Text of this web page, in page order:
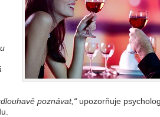
poznávat,“ upozorňuje